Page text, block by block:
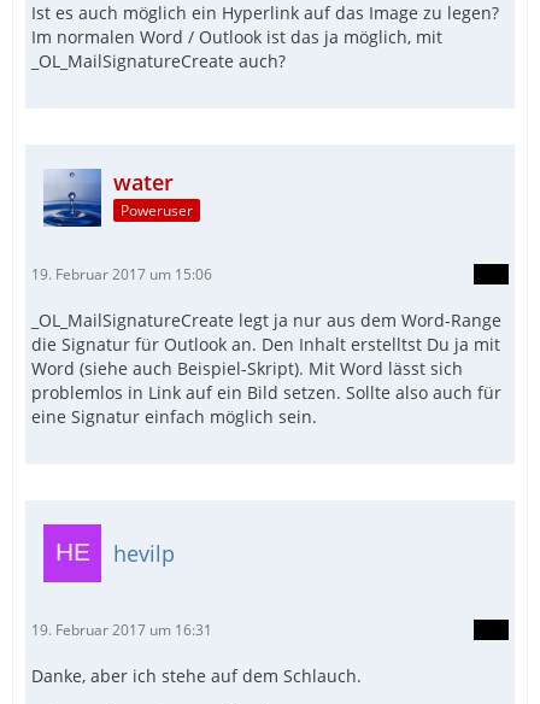
Ist es auch möglich ein Hyperlink auf das Image zu legen?
Im normalen Word / Outlook ist das ja möglich, mit
_OL_MailSignatureCreate auch?
water
Poweruser
19. Februar 2017 um 15:06
_OL_MailSignatureCreate legt ja nur aus dem Word-Range
die Signatur für Outlook an. Den Inhalt erstelltst Du ja mit
Word (siehe auch Beispiel-Skript). Mit Word lässt sich
problemlos in Link auf ein Bild setzen. Sollte also auch für
eine Signatur einfach möglich sein.
hevilp
19. Februar 2017 um 16:31
Danke, aber ich stehe auf dem Schlauch.